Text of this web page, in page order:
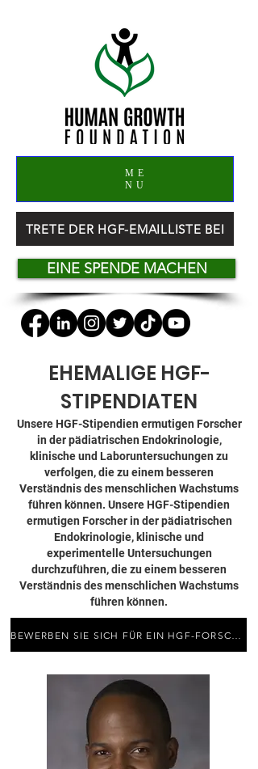
ME
NU
TRETE DER HGF-EMAILLISTE BEI
EINE SPENDE MACHEN
EHEMALIGE HGF-
STIPENDIATEN
Unsere HGF-Stipendien ermutigen Forscher
in der pädiatrischen Endokrinologie,
klinische und Laboruntersuchungen zu
verfolgen, die zu einem besseren
Verständnis des menschlichen Wachstums
führen können. Unsere HGF-Stipendien
ermutigen Forscher in der pädiatrischen
Endokrinologie, klinische und
experimentelle Untersuchungen
durchzuführen, die zu einem besseren
Verständnis des menschlichen Wachstums
führen können.